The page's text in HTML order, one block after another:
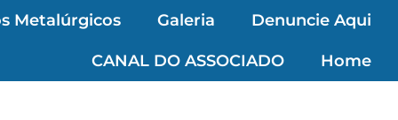
Metalúrgicos Galeria Denuncie Aqui
CANAL DO ASSOCIADO Home